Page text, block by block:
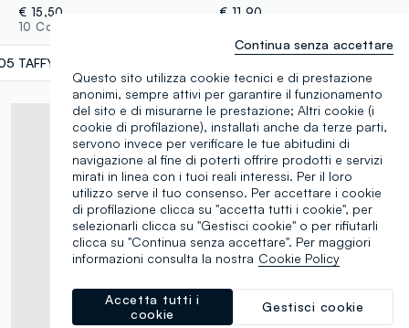
€ 15,50
10 Colori
TAFFY
€ 11,90
Questo sito utilizza cookie tecnici e di prestazione
anonimi, sempre attivi per garantire il funzionamento
del sito e di misurarne le prestazione; Altri cookie (i
cookie di profilazione), installati anche da terze parti,
servono invece per verificare le tue abitudini di
navigazione al fine di poterti offrire prodotti e servizi
mirati in linea con i tuoi reali interessi. Per il loro
utilizzo serve il tuo consenso. Per accettare i cookie
di profilazione clicca su "accetta tutti i cookie", per
selezionarli clicca su "Gestisci cookie" o per rifiutarli
clicca su "Continua senza accettare". Per maggiori
informazioni consulta la nostra Cookie Policy
Gestisci cookie
Accetta tutti i
cookie
Continua senza accettare